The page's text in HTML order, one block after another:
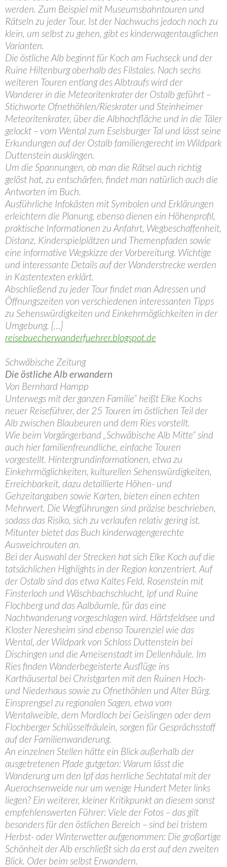
werden. Zum Beispiel mit Museumsbahntouren und
Rätseln zu jeder Tour. Ist der Nachwuchs jedoch noch zu
klein, um selbst zu gehen, gibt es kinderwagentauglichen
Varianten.
Die östliche Alb beginnt für Koch am Fuchseck und der
Ruine Hiltenburg oberhalb des Filstales. Nach sechs
weiteren Touren entlang des Albtraufs wird der
Wanderer in die Meteoritenkrater der Ostalb geführt –
Stichworte Ofnethöhlen/Rieskrater und Steinheimer
Meteoritenkrater, über die Albhochfläche und in die Täler
gelockt – vom Wental zum Eselsburger Tal und lässt seine
Erkundungen auf der Ostalb familiengerecht im Wildpark
Duttenstein ausklingen.
Um die Spannungen, ob man die Rätsel auch richtig
gelöst hat, zu entschärfen, findet man natürlich auch die
Antworten im Buch.
Ausführliche Infokästen mit Symbolen und Erklärungen
erleichtern die Planung, ebenso dienen ein Höhenprofil,
praktische Informationen zu Anfahrt, Wegbeschaffenheit,
Distanz, Kinderspielplätzen und Themenpfaden sowie
eine informative Wegskizze der Vorbereitung. Wichtige
und interessante Details auf der Wanderstrecke werden
in Kastentexten erklärt.
Abschließend zu jeder Tour findet man Adressen und
Öffnungszeiten von verschiedenen interessanten Tipps
zu Sehenswürdigkeiten und Einkehrmöglichkeiten in der
Umgebung. […]
reisebuecherwanderfuehrer.blogspot.de
Schwäbische Zeitung
Die östliche Alb erwandern
Von Bernhard Hampp
Unterwegs mit der ganzen Familie“ heißt Elke Kochs
neuer Reiseführer, der 25 Touren im östlichen Teil der
Alb zwischen Blaubeuren und dem Ries vorstellt.
Wie beim Vorgängerband „Schwäbische Alb Mitte“ sind
auch hier familienfreundliche, einfache Touren
vorgestellt. Hintergrundinformationen, etwa zu
Einkehrmöglichkeiten, kulturellen Sehenswürdigkeiten,
Erreichbarkeit, dazu detaillierte Höhen- und
Gehzeitangaben sowie Karten, bieten einen echten
Mehrwert. Die Wegführungen sind präzise beschrieben,
sodass das Risiko, sich zu verlaufen relativ gering ist.
Mitunter bietet das Buch kinderwagengerechte
Ausweichrouten an.
Bei der Auswahl der Strecken hat sich Elke Koch auf die
tatsächlichen Highlights in der Region konzentriert. Auf
der Ostalb sind das etwa Kaltes Feld, Rosenstein mit
Finsterloch und Wäschbachschlucht, Ipf und Ruine
Flochberg und das Aalbäumle, für das eine
Nachtwanderung vorgeschlagen wird. Härtsfeldsee und
Kloster Neresheim sind ebenso Tourenziel wie das
Wental, der Wildpark von Schloss Duttenstein bei
Dischingen und die Ameisenstadt im Dellenhäule. Im
Ries finden Wanderbegeisterte Ausflüge ins
Karthäusertal bei Christgarten mit den Ruinen Hoch-
und Niederhaus sowie zu Ofnethöhlen und Alter Bürg.
Einsprengsel zu regionalen Sagen, etwa vom
Wentalweible, dem Mordloch bei Geislingen oder dem
Flochberger Schlüsselfräulein, sorgen für Gesprächsstoff
auf der Familienwanderung.
An einzelnen Stellen hätte ein Blick außerhalb der
ausgetretenen Pfade gutgetan: Warum lässt die
Wanderung um den Ipf das herrliche Sechtatal mit der
Auerochsenweide nur um wenige Hundert Meter links
liegen? Ein weiterer, kleiner Kritikpunkt an diesem sonst
empfehlenswerten Führer: Viele der Fotos – das gilt
besonders für den östlichen Bereich – sind bei tristem
Herbst- oder Winterwetter aufgenommen: Die großartige
Schönheit der Alb erschließt sich da erst auf den zweiten
Blick. Oder beim selbst Erwandern.